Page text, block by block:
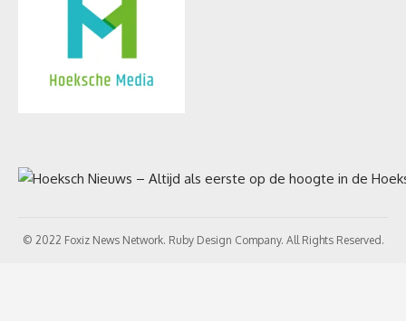
© 2022 Foxiz News Network. Ruby Design Company. All Rights Reserved.